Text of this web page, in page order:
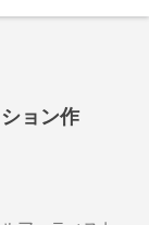
ョン作